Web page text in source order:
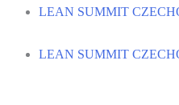
Preskočiť
obsah
LEAN SUMMIT
LEAN SUMMIT